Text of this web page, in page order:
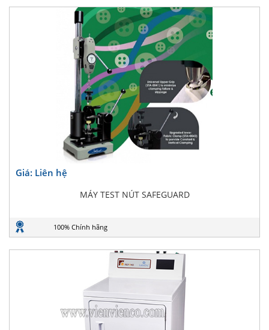
Giá: Liên hệ
MÁY TEST NÚT SAFEGUARD
100% Chính hãng